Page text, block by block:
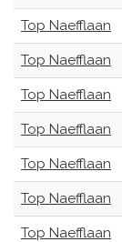
Top Naefflaan
Top Naefflaan
Top Naefflaan
Top Naefflaan
Top Naefflaan
Top Naefflaan
Top Naefflaan